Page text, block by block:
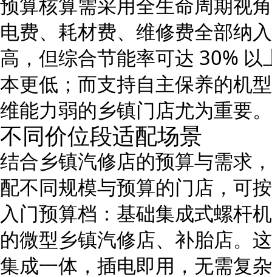
电费、耗材费、维修费全部纳
高，但综合节能率可达 30%
本更低；而支持自主保养的机
维能力弱的乡镇门店尤为重要。
不同价位段适配场景
结合乡镇汽修店的预算与需求
配不同规模与预算的门店，可
入门预算档：基础集成式螺杆
的微型乡镇汽修店、补胎店。
集成一体，插电即用，无需复